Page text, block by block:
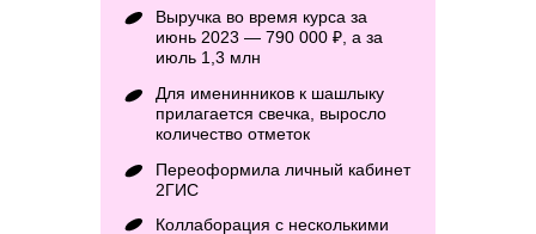
Выручка во время курса за
июнь 2023 — 790 000 ₽, а за
июль 1,3 млн
Для именинников к шашлыку
прилагается свечка, выросло
количество отметок
Коллаборация с несколькими
Переоформила личный кабинет
2ГИС